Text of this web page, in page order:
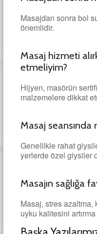
Masajdan sonra bol
önemlidir.
Masaj hizmeti
etmeliyim?
Hijyen, masörün
malzemelere dikkat
Masaj seansında
Genellikle rahat
yerlerde özel giysiler
Masajın sağlığa
Masaj, stres azaltma,
uyku kalitesini